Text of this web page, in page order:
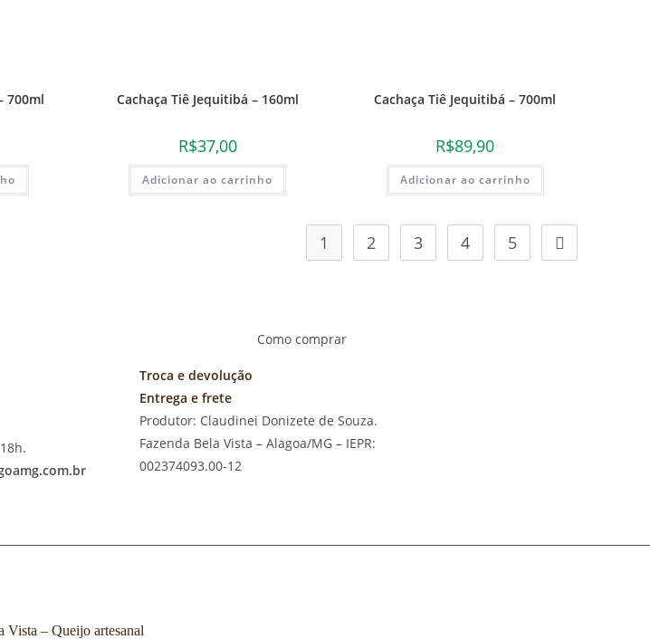
700ml Cachaça Tiê Jequitibá – 160ml
R$37,00
Adicionar ao carrinho
Cachaça Tiê Jequitibá – 700ml
R$89,90
Adicionar ao carrinho
1 2 3 4 5
Como comprar
Troca e devolução
Entrega e frete
Produtor: Claudinei Donizete de Souza.
Fazenda Bela Vista – Alagoa/MG – IEPR:
002374093.00-12
Vista – Queijo artesanal